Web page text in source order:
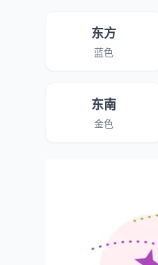
东方
蓝色
东南
金色